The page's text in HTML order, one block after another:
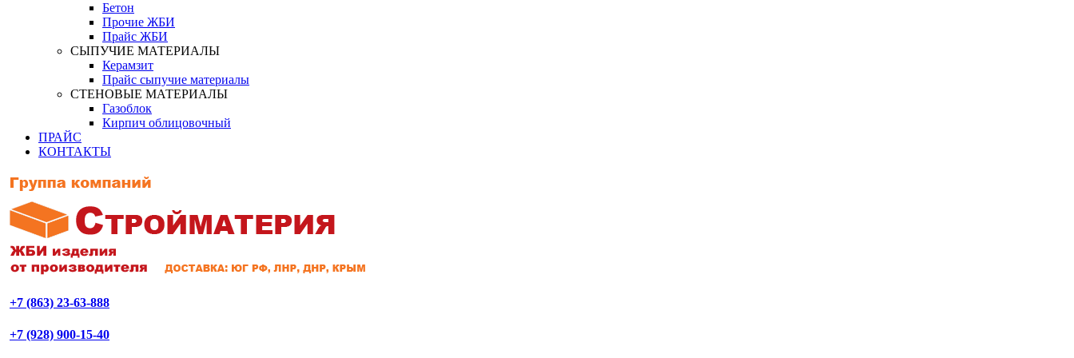
Бетон
Прочие ЖБИ
Прайс ЖБИ
СЫПУЧИЕ МАТЕРИАЛЫ
Керамзит
Прайс сыпучие материалы
СТЕНОВЫЕ МАТЕРИАЛЫ
Газоблок
Кирпич облицовочный
ПРАЙС
КОНТАКТЫ
+7 (863) 23-63-888
+7 (928) 900-15-40